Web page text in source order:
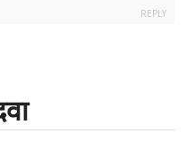
REPLY